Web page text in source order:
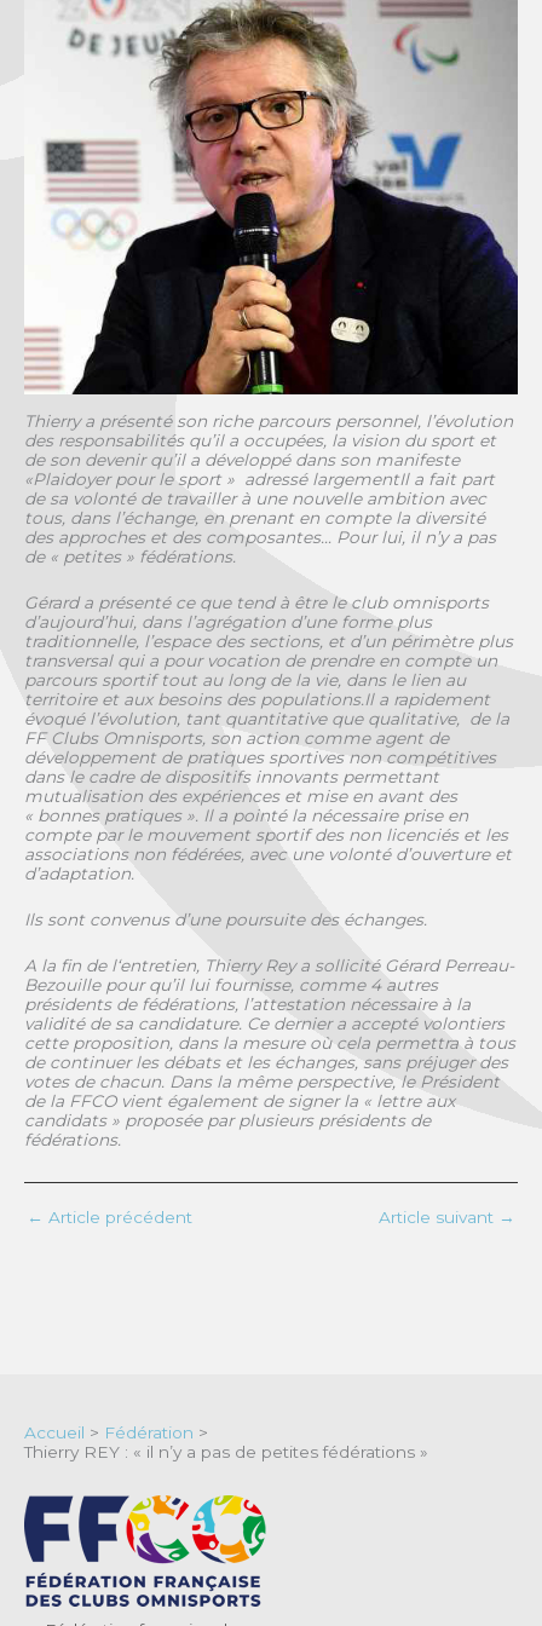
Thierry a présenté son riche parcours personnel, l’évolution
des responsabilités qu’il a occupées, la vision du sport et
de son devenir qu’il a développé dans son manifeste
«Plaidoyer pour le sport » adressé largementIl a fait part
de sa volonté de travailler à une nouvelle ambition avec
tous, dans l’échange, en prenant en compte la diversité
des approches et des composantes… Pour lui, il n’y a pas
de « petites » fédérations.
Gérard a présenté ce que tend à être le club omnisports
d’aujourd’hui, dans l’agrégation d’une forme plus
traditionnelle, l’espace des sections, et d’un périmètre plus
transversal qui a pour vocation de prendre en compte un
parcours sportif tout au long de la vie, dans le lien au
territoire et aux besoins des populations.Il a rapidement
évoqué l’évolution, tant quantitative que qualitative, de la
FF Clubs Omnisports, son action comme agent de
développement de pratiques sportives non compétitives
dans le cadre de dispositifs innovants permettant
mutualisation des expériences et mise en avant des
« bonnes pratiques ». Il a pointé la nécessaire prise en
compte par le mouvement sportif des non licenciés et les
associations non fédérées, avec une volonté d’ouverture et
d’adaptation.
Ils sont convenus d’une poursuite des échanges.
A la fin de l‘entretien, Thierry Rey a sollicité Gérard Perreau-
Bezouille pour qu’il lui fournisse, comme 4 autres
présidents de fédérations, l’attestation nécessaire à la
validité de sa candidature. Ce dernier a accepté volontiers
cette proposition, dans la mesure où cela permettra à tous
de continuer les débats et les échanges, sans préjuger des
votes de chacun. Dans la même perspective, le Président
de la FFCO vient également de signer la « lettre aux
candidats » proposée par plusieurs présidents de
fédérations.
← Article précédent Article suivant →
Accueil > Fédération >
Thierry REY : « il n’y a pas de petites fédérations »